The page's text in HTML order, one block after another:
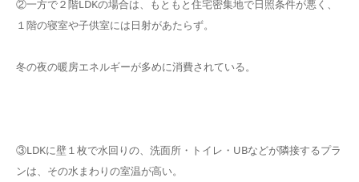
②一方で２階LDKの場合は、もともと住宅密集地で日照条件が悪く、
１階の寝室や子供室には日射があたらず。
冬の夜の暖房エネルギーが多めに消費されている。
③LDKに壁１枚で水回りの、洗面所・トイレ・UBなどが隣接するプラ
ンは、その水まわりの室温が高い。